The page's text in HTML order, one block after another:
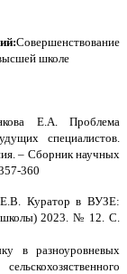
Совершенствование
школе
Е.А.
Проблема
специалистов.
– Сборник научных
360
Е.В. Куратор в ВУЗЕ:
2023. № 12. С.
в разноуровневых